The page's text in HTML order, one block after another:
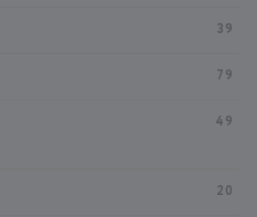
39
79
49
20